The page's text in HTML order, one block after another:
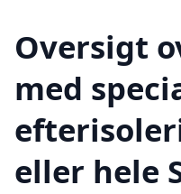
Oversigt
med
eller hele